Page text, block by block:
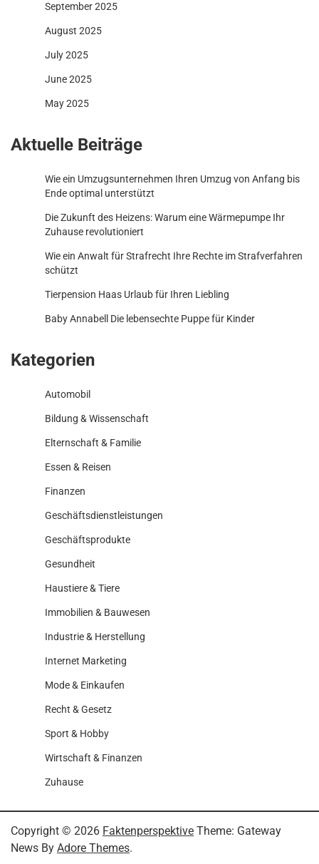
September 2025
August 2025
July 2025
June 2025
May 2025
Aktuelle Beiträge
Wie ein Umzugsunternehmen Ihren Umzug von Anfang bis
Ende optimal unterstützt
Die Zukunft des Heizens: Warum eine Wärmepumpe Ihr
Zuhause revolutioniert
Wie ein Anwalt für Strafrecht Ihre Rechte im Strafverfahren
schützt
Tierpension Haas Urlaub für Ihren Liebling
Baby Annabell Die lebensechte Puppe für Kinder
Kategorien
Automobil
Bildung & Wissenschaft
Elternschaft & Familie
Essen & Reisen
Finanzen
Geschäftsdienstleistungen
Geschäftsprodukte
Gesundheit
Haustiere & Tiere
Immobilien & Bauwesen
Industrie & Herstellung
Internet Marketing
Mode & Einkaufen
Recht & Gesetz
Sport & Hobby
Wirtschaft & Finanzen
Zuhause
Copyright © 2026 Faktenperspektive Theme: Gateway
News By Adore Themes.